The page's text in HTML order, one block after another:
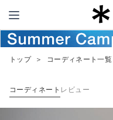
トップ ＞ コーディネート一覧
コーディネート レビュー